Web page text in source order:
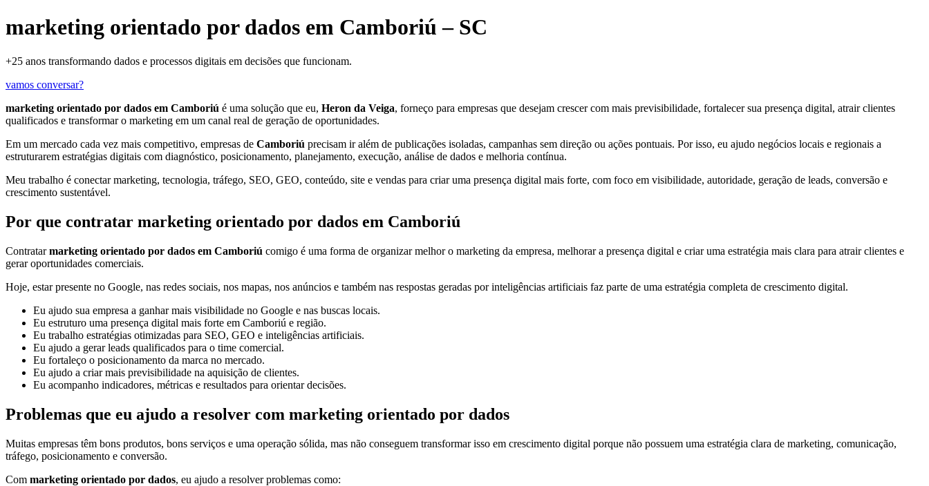
marketing orientado por dados em Camboriú – SC
+25 anos transformando dados e processos digitais em decisões que funcionam.
vamos conversar?
marketing orientado por dados em Camboriú é uma solução que eu, Heron da Veiga, forneço para empresas que desejam crescer com mais previsibilidade, fortalecer sua presença digital, atrair clientes
qualificados e transformar o marketing em um canal real de geração de oportunidades.
Em um mercado cada vez mais competitivo, empresas de Camboriú precisam ir além de publicações isoladas, campanhas sem direção ou ações pontuais. Por isso, eu ajudo negócios locais e regionais a
estruturarem estratégias digitais com diagnóstico, posicionamento, planejamento, execução, análise de dados e melhoria contínua.
Meu trabalho é conectar marketing, tecnologia, tráfego, SEO, GEO, conteúdo, site e vendas para criar uma presença digital mais forte, com foco em visibilidade, autoridade, geração de leads, conversão e
crescimento sustentável.
Por que contratar marketing orientado por dados em Camboriú
Contratarmarketing orientado por dados em Camboriú comigo é uma forma de organizar melhor o marketing da empresa, melhorar a presença digital e criar uma estratégia mais clara para atrair clientes e
gerar oportunidades comerciais.
Hoje, estar presente no Google, nas redes sociais, nos mapas, nos anúncios e também nas respostas geradas por inteligências artificiais faz parte de uma estratégia completa de crescimento digital.
Eu ajudo sua empresa a ganhar mais visibilidade no Google e nas buscas locais.
Eu estruturo uma presença digital mais forte em Camboriú e região.
Eu trabalho estratégias otimizadas para SEO, GEO e inteligências artificiais.
Eu ajudo a gerar leads qualificados para o time comercial.
Eu fortaleço o posicionamento da marca no mercado.
Eu ajudo a criar mais previsibilidade na aquisição de clientes.
Eu acompanho indicadores, métricas e resultados para orientar decisões.
Problemas que eu ajudo a resolver com marketing orientado por dados
Muitas empresas têm bons produtos, bons serviços e uma operação sólida, mas não conseguem transformar isso em crescimento digital porque não possuem uma estratégia clara de marketing, comunicação,
tráfego, posicionamento e conversão.
Com marketing orientado por dados, eu ajudo a resolver problemas como: